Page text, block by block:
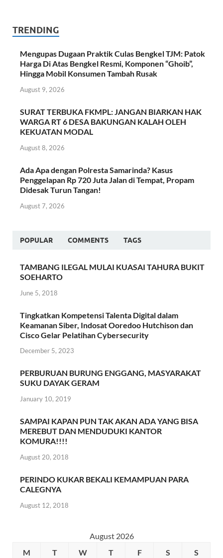
TRENDING
Mengupas Dugaan Praktik Culas Bengkel TJM: Patok
Harga Di Atas Bengkel Resmi, Komponen “Ghoib”,
Hingga Mobil Konsumen Tambah Rusak
August 9, 2026
SURAT TERBUKA FKMPL: JANGAN BIARKAN HAK
WARGA RT 6 DESA BAKUNGAN KALAH OLEH
KEKUATAN MODAL
August 8, 2026
Ada Apa dengan Polresta Samarinda? Kasus
Penggelapan Rp 720 Juta Jalan di Tempat, Propam
Didesak Turun Tangan!
August 7, 2026
POPULAR COMMENTS TAGS
TAMBANG ILEGAL MULAI KUASAI TAHURA BUKIT
SOEHARTO
June 5, 2018
Tingkatkan Kompetensi Talenta Digital dalam
Keamanan Siber, Indosat Ooredoo Hutchison dan
Cisco Gelar Pelatihan Cybersecurity
December 5, 2023
PERBURUAN BURUNG ENGGANG, MASYARAKAT
SUKU DAYAK GERAM
January 10, 2019
SAMPAI KAPAN PUN TAK AKAN ADA YANG BISA
MEREBUT DAN MENDUDUKI KANTOR
KOMURA!!!!
August 20, 2018
PERINDO KUKAR BEKALI KEMAMPUAN PARA
CALEGNYA
August 12, 2018
August 2026
M
T W T F S S